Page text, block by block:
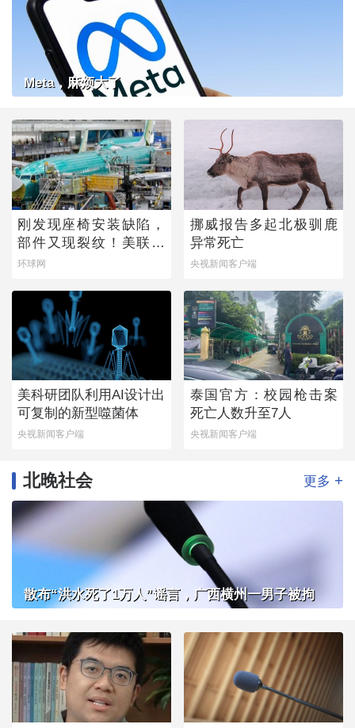
Meta，麻烦大了
刚发现座椅安装缺陷，
部件又现裂纹！美联邦
航空局下令：排查
环球网
挪威报告多起北极驯鹿
异常死亡
央视新闻客户端
美科研团队利用AI设计出
可复制的新型噬菌体
央视新闻客户端
泰国官方：校园枪击案
死亡人数升至7人
央视新闻客户端
北晚社会 更多 +
散布“洪水死了1万人”谣言，广西横州一男子被拘